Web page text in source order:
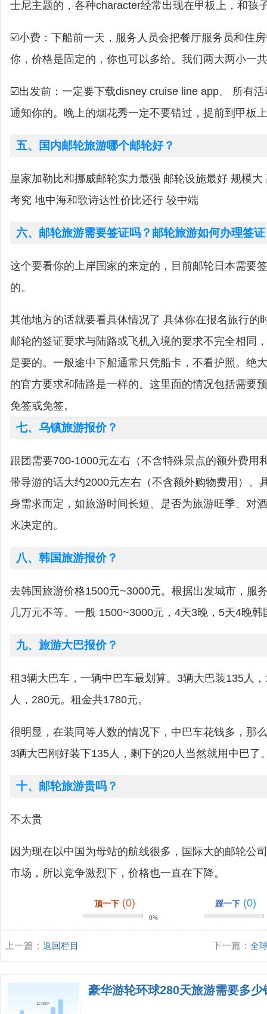
士尼主题的，各种character经常出现在甲板上，和孩
☑️小费：下船前一天，服务人员会把餐厅服务员和住
你，价格是固定的，你也可以多给。我们两大两小一
☑️出发前：一定要下载disney cruise line app。 所有
通知你的。晚上的烟花秀一定不要错过，提前到甲板
五、国内邮轮旅游哪个邮轮好？
皇家加勒比和挪威邮轮实力最强 邮轮设施最好 规模
考究 地中海和歌诗达性价比还行 较中端
六、邮轮旅游需要签证吗？邮轮旅游如何办理签
这个要看你的上岸国家的来定的，目前邮轮日本需要
的。
其他地方的话就要看具体情况了 具体你在报名旅行的
邮轮的签证要求与陆路或飞机入境的要求不完全相同
是要的。一般途中下船通常只凭船卡，不看护照。绝
的官方要求和陆路是一样的。这里面的情况包括需要
免签或免签。
七、乌镇旅游报价？
跟团需要700-1000元左右（不含特殊景点的额外费用
带导游的话大约2000元左右（不含额外购物费用）。
身需求而定，如旅游时间长短、是否为旅游旺季、对
来决定的。
八、韩国旅游报价？
去韩国旅游价格1500元~3000元。根据出发城市，服
几万元不等。一般 1500~3000元，4天3晚，5天4晚
九、旅游大巴报价？
租3辆大巴车，一辆中巴车最划算。3辆大巴装135人
人，280元。租金共1780元。
很明显，在装同等人数的情况下，中巴车花钱多，那
3辆大巴刚好装下135人，剩下的20人当然就用中巴了
十、邮轮旅游贵吗？
不太贵
因为现在以中国为母站的航线很多，国际大的邮轮公
市场，所以竞争激烈下，价格也一直在下降。
顶一下 (0)
0%
踩一下 (0)
上一篇： 返回栏目 下一篇：全
豪华游轮环球280天旅游需要多少